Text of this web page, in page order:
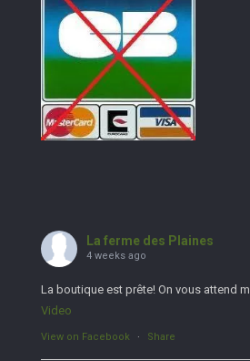
La ferme des Plaines
4 weeks ago
La boutique est prête! On vous attend
Video
View on Facebook · Share